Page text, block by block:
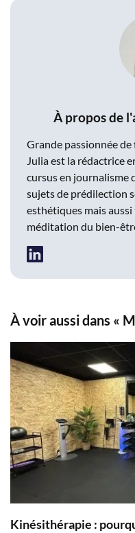
À propos de
Grande passionnée
Julia est la rédactrice
cursus en journalisme
sujets de prédilection
esthétiques mais
méditation du bien-
À voir aussi dans «
Kinésithérapie :